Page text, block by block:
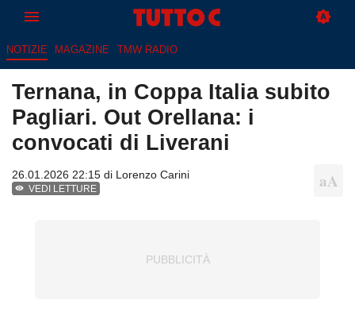
NOTIZIE MAGAZINE TMW RADIO
Ternana, in Coppa Italia subito
Pagliari. Out Orellana: i
convocati di Liverani
26.01.2026 22:15 di Lorenzo Carini
VEDI LETTURE